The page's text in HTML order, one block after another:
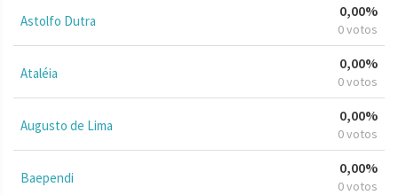
Astolfo Dutra
0,00%
0 votos
Ataléia
0,00%
0 votos
Augusto de Lima
0,00%
0 votos
Baependi
0,00%
0 votos